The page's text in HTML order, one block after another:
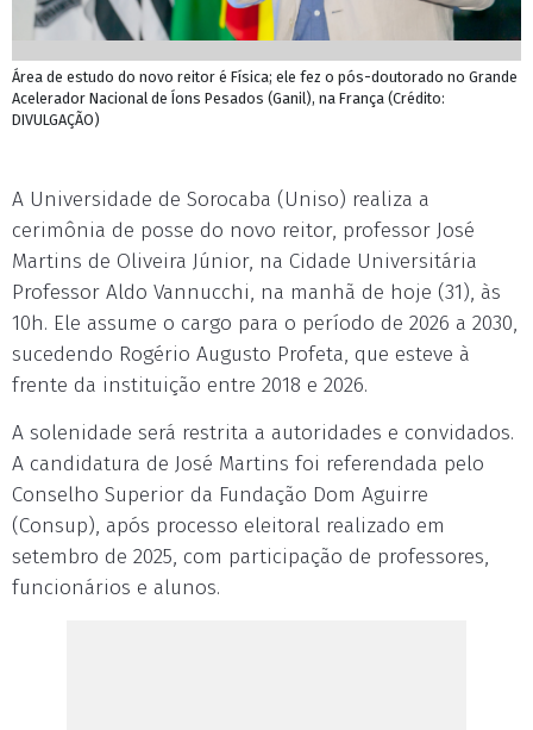
Área de estudo do novo reitor é Física; ele fez o pós-doutorado no Grande
Acelerador Nacional de Íons Pesados (Ganil), na França (Crédito:
DIVULGAÇÃO)
A Universidade de Sorocaba (Uniso) realiza a
cerimônia de posse do novo reitor, professor José
Martins de Oliveira Júnior, na Cidade Universitária
Professor Aldo Vannucchi, na manhã de hoje (31), às
10h. Ele assume o cargo para o período de 2026 a 2030,
sucedendo Rogério Augusto Profeta, que esteve à
frente da instituição entre 2018 e 2026.
A solenidade será restrita a autoridades e convidados.
A candidatura de José Martins foi referendada pelo
Conselho Superior da Fundação Dom Aguirre
(Consup), após processo eleitoral realizado em
setembro de 2025, com participação de professores,
funcionários e alunos.